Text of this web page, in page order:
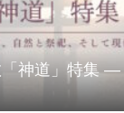
神道」特集 ―